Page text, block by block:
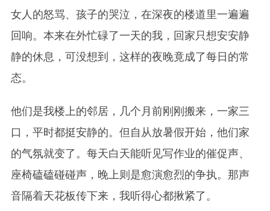
女人的怒骂、孩子的哭泣，在深夜的楼道里一遍遍
回响。本来在外忙碌了一天的我，回家只想安安静
静的休息，可没想到，这样的夜晚竟成了每日的常
态。
他们是我楼上的邻居，几个月前刚刚搬来，一家三
口，平时都挺安静的。但自从放暑假开始，他们家
的气氛就变了。每天白天能听见写作业的催促声、
座椅磕磕碰碰声，晚上则是愈演愈烈的争执。那声
音隔着天花板传下来，我听得心都揪紧了。